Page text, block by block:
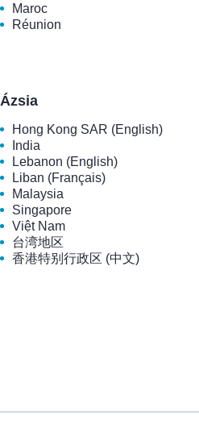
Maroc
Réunion
Ázsia
Hong Kong SAR (English)
India
Lebanon (English)
Liban (Français)
Malaysia
Singapore
Việt Nam
台湾地区
香港特别行政区 (中文)